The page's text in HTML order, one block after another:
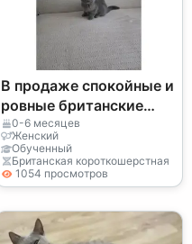
В продаже спокойные и
ровные британские
короткошерстные
кошки.
0-6 месяцев
Женский
Обученный
Британская короткошерстная
1054 просмотров